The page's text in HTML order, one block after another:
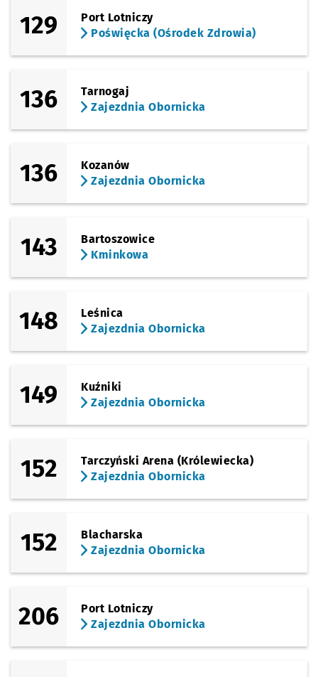
Kątowa NŻPrzystanek na życzenie
Ługowa Sprawdź
Ługowa
Starościńska
Polanowice Sprawdź
129
Port Lotniczy
Poświęcka (Ośrodek Zdrowia)
136
Tarnogaj
Zajezdnia Obornicka
136
Kozanów
Zajezdnia Obornicka
143
Bartoszowice
Kminkowa
148
Leśnica
Zajezdnia Obornicka
149
Kuźniki
Zajezdnia Obornicka
152
Tarczyński Arena (Królewiecka)
Zajezdnia Obornicka
152
Blacharska
Zajezdnia Obornicka
206
Port Lotniczy
Zajezdnia Obornicka